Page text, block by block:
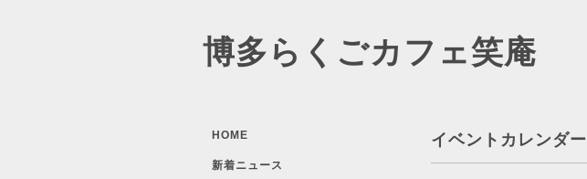
博多らくごカフェ笑庵
イベントカレンダー
HOME
新着ニュース